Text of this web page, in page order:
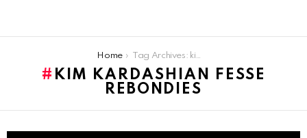
Home Tag Archives: kim kardashian fesse rebondies
KIM KARDASHIAN FESSE
REBONDIES